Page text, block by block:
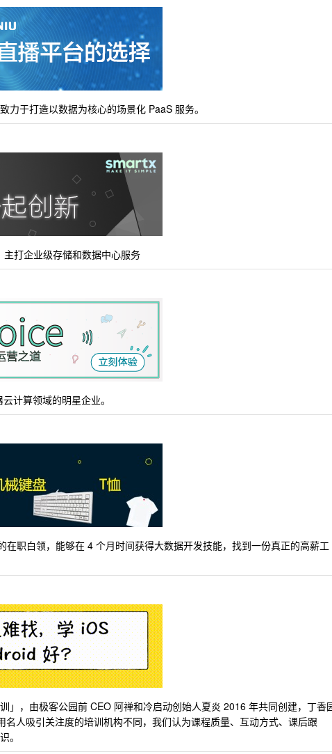
于打造以数据为核心的场景化 PaaS 服务。
打企业级存储和数据中心服务
计算领域的明星企业。
职白领，能够在 4 个月时间获得大数据开发技能，找到一份真正的高薪工
」，由极客公园前 CEO 阿禅和冷启动创始人夏炎 2016 年共同创建，丁香
人吸引关注度的培训机构不同，我们认为课程质量、互动方式、课后跟
。